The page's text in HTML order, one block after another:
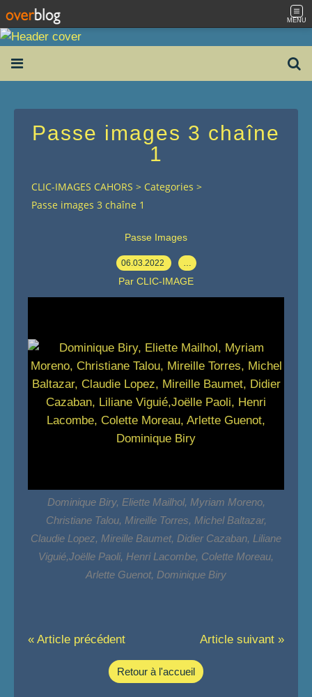
MENU
Passe images 3 chaîne
1
CLIC-IMAGES CAHORS > Categories >
Passe images 3 chaîne 1
Passe Images
06.03.2022
Par CLIC-IMAGE
Dominique Biry, Eliette Mailhol, Myriam Moreno,
Christiane Talou, Mireille Torres, Michel Baltazar,
Claudie Lopez, Mireille Baumet, Didier Cazaban, Liliane
Viguié,Joëlle Paoli, Henri Lacombe, Colette Moreau,
Arlette Guenot, Dominique Biry
« Article précédent Article suivant »
Retour à l'accueil